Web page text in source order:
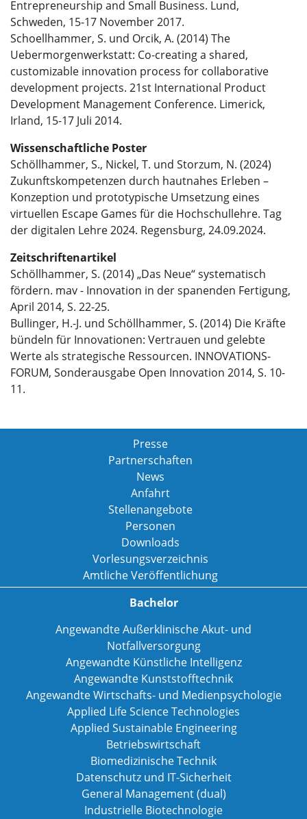
Entrepreneurship and Small Business. Lund,
Schweden, 15-17 November 2017.
Schoellhammer, S. und Orcik, A. (2014) The
Uebermorgenwerkstatt: Co-creating a shared,
customizable innovation process for collaborative
development projects. 21st International Product
Development Management Conference. Limerick,
Irland, 15-17 Juli 2014.
Wissenschaftliche Poster
Schöllhammer, S., Nickel, T. und Storzum, N. (2024)
Zukunftskompetenzen durch hautnahes Erleben –
Konzeption und prototypische Umsetzung eines
virtuellen Escape Games für die Hochschullehre. Tag
der digitalen Lehre 2024. Regensburg, 24.09.2024.
Zeitschriftenartikel
Schöllhammer, S. (2014) „Das Neue“ systematisch
fördern. mav - Innovation in der spanenden Fertigung,
April 2014, S. 22-25.
Bullinger, H.-J. und Schöllhammer, S. (2014) Die Kräfte
bündeln für Innovationen: Vertrauen und gelebte
Werte als strategische Ressourcen. INNOVATIONS-
FORUM, Sonderausgabe Open Innovation 2014, S. 10-
11.
Presse
Partnerschaften
News
Anfahrt
Stellenangebote
Personen
Downloads
Vorlesungsverzeichnis
Amtliche Veröffentlichung
Bachelor
Angewandte Außerklinische Akut- und
Notfallversorgung
Angewandte Künstliche Intelligenz
Angewandte Kunststofftechnik
Angewandte Wirtschafts- und Medienpsychologie
Applied Life Science Technologies
Applied Sustainable Engineering
Betriebswirtschaft
Biomedizinische Technik
Datenschutz und IT-Sicherheit
General Management (dual)
Industrielle Biotechnologie